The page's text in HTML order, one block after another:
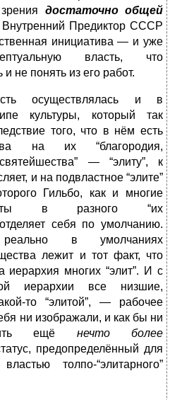
достаточно общей
Внутренний Предиктор СССР
инициатива — и уже
власть, что
не понять из его работ.
осуществлялась и в
культуры, который так
того, что в нём есть
на их “благородия,
— “элиту”, к
и на подвластное “элите”
Гильбо, как и многие
в разного “их
отделяет себя по умолчанию.
в умолчаниях
лежит и тот факт, что
иерархия многих “элит”. И с
иерархии все низшие,
то “элитой”, — рабочее
ни изображали, и как бы ни
ещё нечто более
предопределённый для
толпо-“элитар­ного”